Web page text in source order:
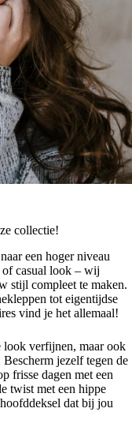
collectie!
een hoger niveau
of casual look – wij
stijl compleet te maken.
tot eigentijdse
vind je het allemaal!
look verfijnen, maar ook
jezelf tegen de
frisse dagen met een
twist met een hippe
dat bij jou